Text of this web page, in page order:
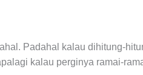
Padahal kalau dihitung-
kalau perginya ramai-